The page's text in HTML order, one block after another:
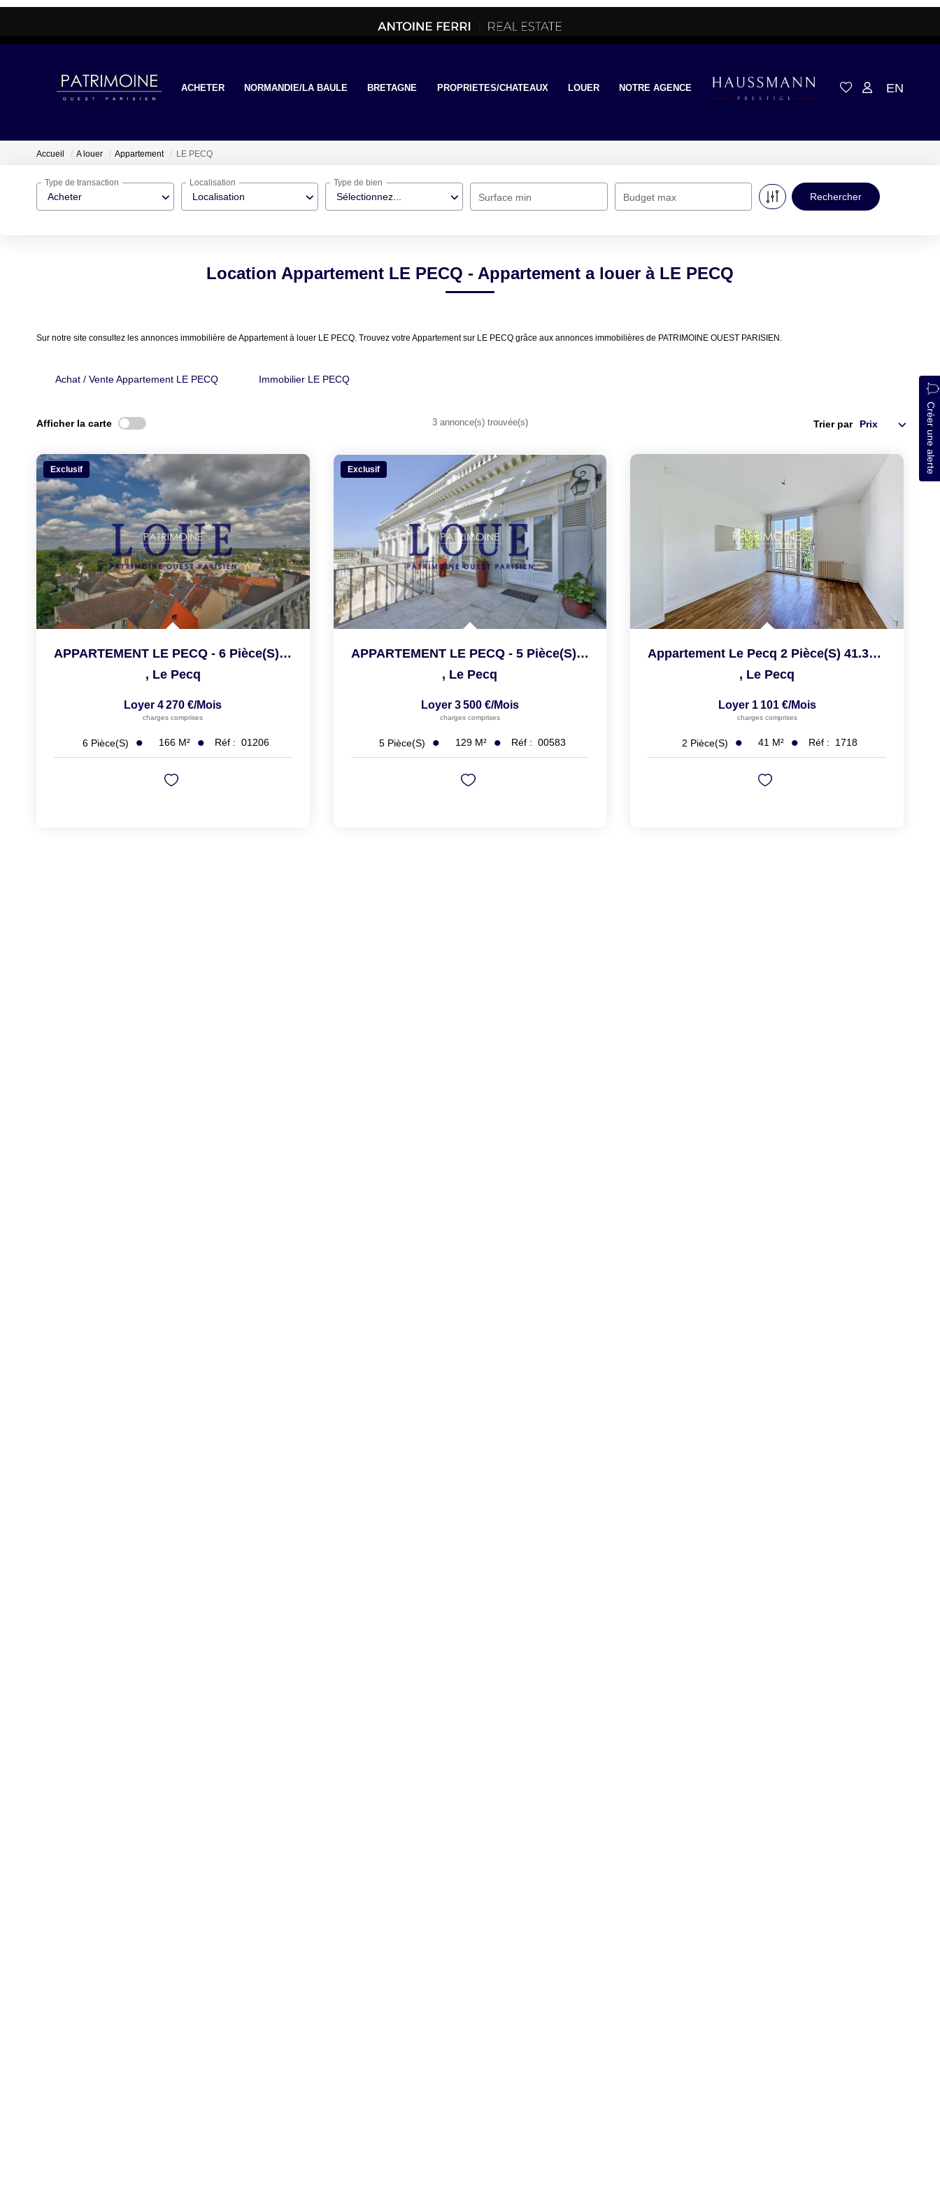
ACHETER NORMANDIE/LA BAULE BRETAGNE PROPRIETES/CHATEAUX LOUER NOTRE AGENCE EN
Accueil A louer Appartement LE PECQ
Acheter
Type de transaction
Localisation
Localisation
Sélectionnez...
Type de bien
Surface min Budget max
Location Appartement LE PECQ - Appartement a louer à LE PECQ
Sur notre site consultez les annonces immobilière de Appartement à louer LE PECQ. Trouvez votre Appartement sur LE PECQ grâce aux annonces immobilières de PATRIMOINE OUEST PARISIEN.
Achat / Vente Appartement LE PECQ Immobilier LE PECQ
Créer une alerte
Afficher la carte 3 annonce(s) trouvée(s) Trier par
Exclusif
APPARTEMENT LE PECQ - 6 Pièce(s) - 166.4 M2
, Le Pecq
Loyer 4 270 €/mois
charges comprises
6 Pièce(s) 166 M² Réf : 01206
Exclusif
APPARTEMENT LE PECQ - 5 Pièce(s) - 128.75 M2
, Le Pecq
Loyer 3 500 €/mois
charges comprises
5 Pièce(s) 129 M² Réf : 00583
Appartement Le Pecq 2 Pièce(s) 41.38 M2
, Le Pecq
Loyer 1 101 €/mois
charges comprises
2 Pièce(s) 41 M² Réf : 1718